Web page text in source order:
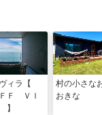
ィラ【
Ｆ ＶＩ
】
村の小さ
おきな